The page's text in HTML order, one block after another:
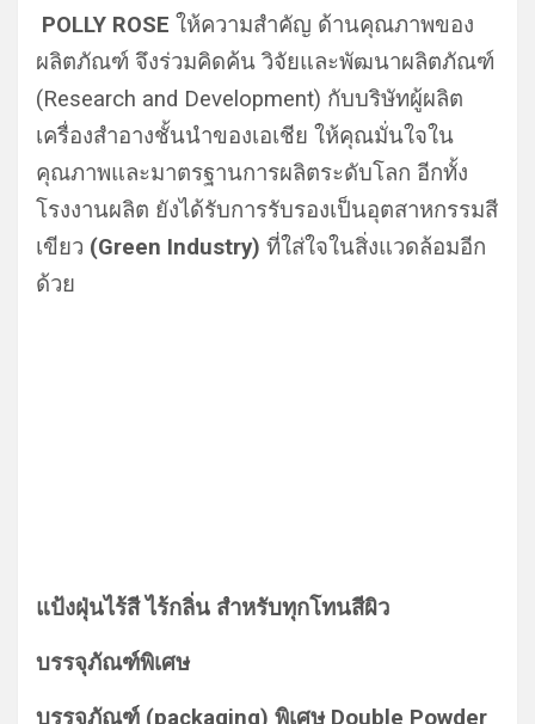
POLLY ROSE ให้ความสำคัญ ด้านคุณภาพของ
ผลิตภัณฑ์ จึงร่วมคิดค้น วิจัยและพัฒนาผลิตภัณฑ์
(Research and Development) กับบริษัทผู้ผลิต
เครื่องสำอางชั้นนำของเอเชีย ให้คุณมั่นใจใน
คุณภาพและมาตรฐานการผลิตระดับโลก อีกทั้ง
โรงงานผลิต ยังได้รับการรับรองเป็นอุตสาหกรรมสี
เขียว (Green Industry) ที่ใส่ใจในสิ่งแวดล้อมอีก
ด้วย
แป้งฝุ่นไร้สี ไร้กลิ่น สำหรับทุกโทนสีผิว
บรรจุภัณฑ์พิเศษ
บรรจุภัณฑ์ (packaging) พิเศษ Double Powder